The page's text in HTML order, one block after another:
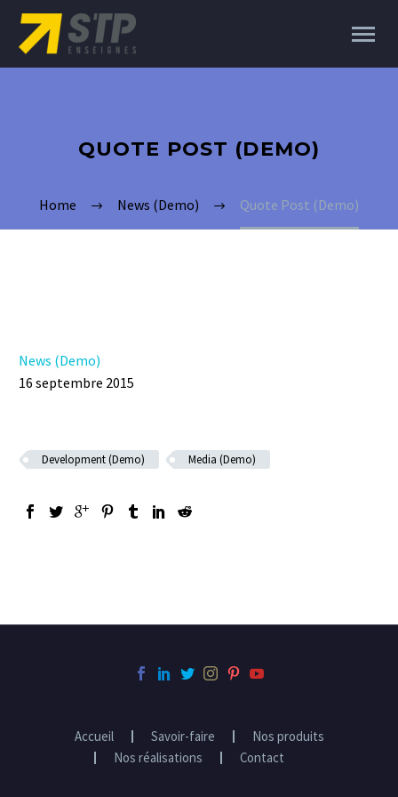
QUOTE POST (DEMO)
Home News (Demo) Quote Post (Demo)
News (Demo)
16 septembre 2015
Development (Demo) Media (Demo)
Accueil Savoir-faire
Nos produits
Nos réalisations
Contact